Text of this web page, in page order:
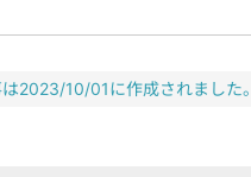
2023/10/01に作成されました。